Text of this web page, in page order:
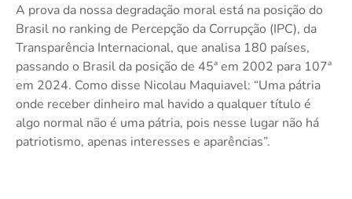
A prova da nossa degradação moral está na posição do
Brasil no ranking de Percepção da Corrupção (IPC), da
Transparência Internacional, que analisa 180 países,
passando o Brasil da posição de 45ª em 2002 para 107ª
em 2024. Como disse Nicolau Maquiavel: “Uma pátria
onde receber dinheiro mal havido a qualquer título é
algo normal não é uma pátria, pois nesse lugar não há
patriotismo, apenas interesses e aparências”.